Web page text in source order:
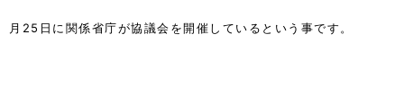
月25日に関係省庁が協議会を開催しているという事です。